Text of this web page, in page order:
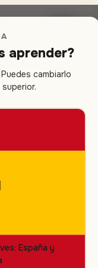
aprender?
cambiarlo
España y
vivo de
clubes de